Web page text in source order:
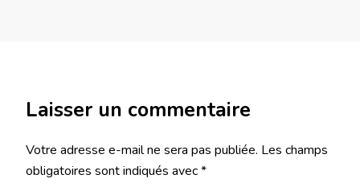
Laisser un commentaire
Votre adresse e-mail ne sera pas publiée. Les champs
obligatoires sont indiqués avec*